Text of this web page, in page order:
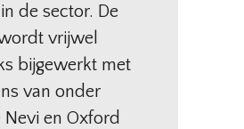
de sector. De
vrijwel
bijgewerkt met
van onder
Nevi en Oxford